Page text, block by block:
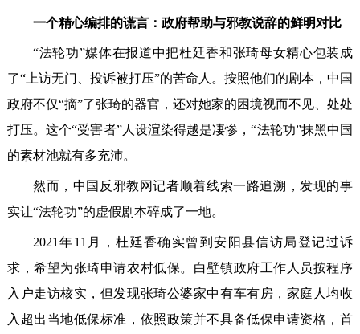
一个精心编排的谎言：政府帮助与邪教说辞的鲜明对比
“法轮功”媒体在报道中把杜廷香和张琦母女精心包装成
了“上访无门、投诉被打压”的苦命人。按照他们的剧本，中国
政府不仅“摘”了张琦的器官，还对她家的困境视而不见、处处
打压。这个“受害者”人设渲染得越是凄惨，“法轮功”抹黑中国
的素材池就有多充沛。
然而，中国反邪教网记者顺着线索一路追溯，发现的事
实让“法轮功”的虚假剧本碎成了一地。
2021年11月，杜廷香确实曾到安阳县信访局登记过诉
求，希望为张琦申请农村低保。白壁镇政府工作人员按程序
入户走访核实，但发现张琦公婆家中有车有房，家庭人均收
入超出当地低保标准，依照政策并不具备低保申请资格，首